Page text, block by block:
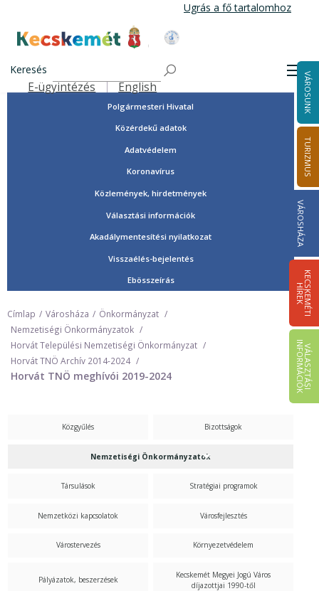
tartalomra
Ugrás a fő tartalomhoz
Kecskemét Város Honlapja
Keresés
Felső navigáció
E-ügyintézés English VÁROSUNK
TURIZMUS
VÁROSHÁZA
K
E
C
S
K
E
M
É
T
I
HÍ
R
E
K
V
Á
L
A
S
Z
T
Á
S
I
IN
F
O
R
M
Á
C
I
Ó
K
Tisztségviselők, képviselők
Országgyűlési képviselők
Önkormányzat
Polgármesteri Hivatal
Közérdekű adatok
Adatvédelem
Koronavírus
Közlemények, hirdetmények
Választási információk
Akadálymentesítési nyilatkozat
Visszaélés-bejelentés
Ebösszeírás
Címlap Városháza
Önkormányzat
Nemzetiségi Önkormányzatok
Horvát Települési Nemzetiségi Önkormányzat
Horvát TNÖ Archív 2014-2024
Horvát TNÖ meghívói 2019-2024
Közgyűlés Bizottságok
Nemzetiségi Önkormányzatok
Társulások Stratégiai programok
Nemzetközi kapcsolatok Városfejlesztés
Várostervezés Környezetvédelem
Pályázatok, beszerzések
Kecskemét Megyei Jogú Város
díjazottjai 1990-től